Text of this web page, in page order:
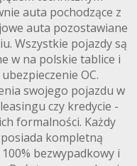
auta pochodzące z
auta pozostawiane
Wszystkie pojazdy są
w na polskie tablice i
OC.
swojego pojazdu w
czy kredycie -
formalności. Każdy
kompletną
bezwypadkowy i